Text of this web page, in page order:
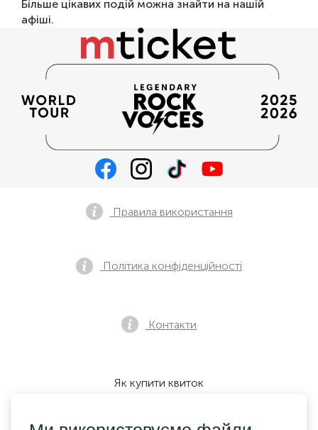
Більше цікавих подій можна знайти на нашій
афіші.
Правила використання
Політика конфіденційності
Контакти
Як купити квиток